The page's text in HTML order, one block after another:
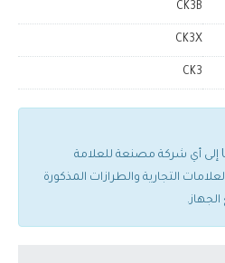
CK3B
CK3X
CK3
لا ينتمي موقع UAEbattery.ae إلى أي شركة مصنعة للعلامة
التجارية والطرازات المذكورة